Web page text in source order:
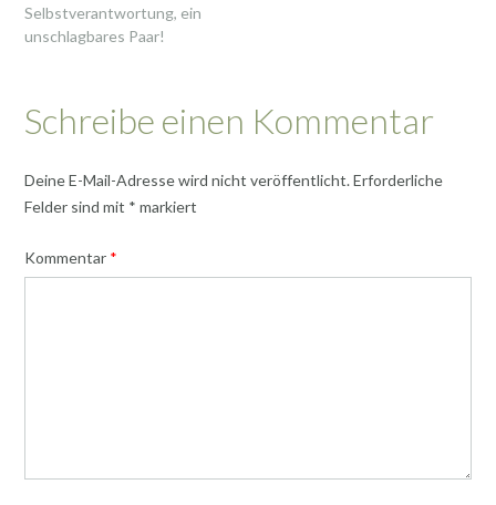
navigation
Selbstverantwortung, ein
unschlagbares Paar!
Schreibe einen Kommentar
Deine E-Mail-Adresse wird nicht veröffentlicht.Erforderliche
Felder sind mit * markiert
Kommentar *